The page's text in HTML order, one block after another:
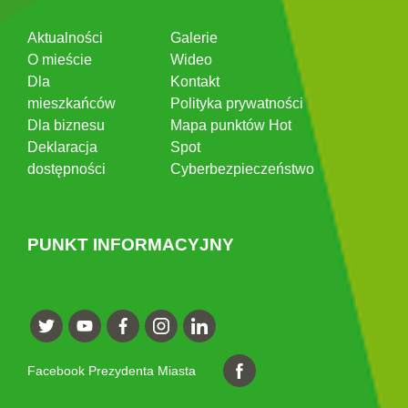
Aktualności
O mieście
Dla
mieszkańców
Dla biznesu
Deklaracja
dostępności
Galerie
Wideo
Kontakt
Polityka prywatności
Mapa punktów Hot
Spot
Cyberbezpieczeństwo
PUNKT INFORMACYJNY
Facebook Prezydenta Miasta